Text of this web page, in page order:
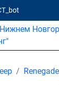
Renegade